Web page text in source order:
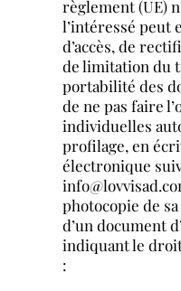
règlement (UE)
l’intéressé peut
d’accès, de
de limitation du
portabilité des
de ne pas faire
individuelles
profilage, en
électronique
photocopie de
d’un document
indiquant le
: